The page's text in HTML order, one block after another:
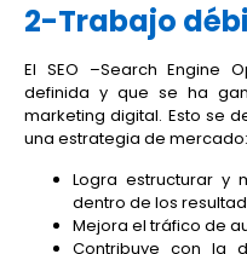
2-Trabajo
El SEO –Search Engine
definida y que se ha
marketing digital. Esto se
una estrategia de mercado:
Logra estructurar y
dentro de los
Mejora el tráfico de
Contribuye con la